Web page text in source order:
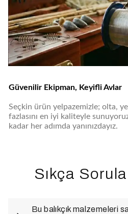
Güvenilir Ekipman, Keyifli Avlar
Seçkin ürün yelpazemizle; olta,
fazlasını en iyi kaliteyle
kadar her adımda yanınızdayız.
Sıkça
Bu balıkçık malzemeleri